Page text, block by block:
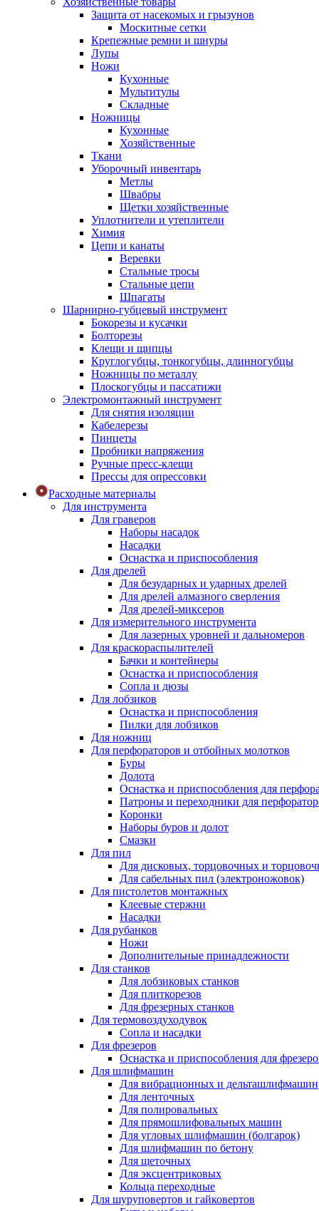
Защита от насекомых и грызунов
Москитные сетки
Крепежные ремни и шнуры
Лупы
Ножи
Кухонные
Мультитулы
Складные
Ножницы
Кухонные
Хозяйственные
Ткани
Уборочный инвентарь
Метлы
Швабры
Щетки хозяйственные
Уплотнители и утеплители
Химия
Цепи и канаты
Веревки
Стальные тросы
Стальные цепи
Шпагаты
Шарнирно-губцевый инструмент
Бокорезы и кусачки
Болторезы
Клещи и щипцы
Круглогубцы, тонкогубцы, длинногубцы
Ножницы по металлу
Плоскогубцы и пассатижи
Электромонтажный инструмент
Для снятия изоляции
Кабелерезы
Пинцеты
Пробники напряжения
Ручные пресс-клещи
Прессы для опрессовки
Расходные материалы
Для инструмента
Для граверов
Наборы насадок
Насадки
Оснастка и приспособления
Для дрелей
Для безударных и ударных дрелей
Для дрелей алмазного сверления
Для дрелей-миксеров
Для измерительного инструмента
Для лазерных уровней и дальномеров
Для краскораспылителей
Бачки и контейнеры
Оснастка и приспособления
Сопла и дюзы
Для лобзиков
Оснастка и приспособления
Пилки для лобзиков
Для ножниц
Для перфораторов и отбойных молотков
Буры
Долота
Оснастка и приспособления для
Патроны и переходники для
Коронки
Наборы буров и долот
Смазки
Для пил
Для дисковых, торцовочных и
Для сабельных пил (электроножовок)
Для пистолетов монтажных
Клеевые стержни
Насадки
Для рубанков
Ножи
Дополнительные принадлежности
Для станков
Для лобзиковых станков
Для плиткорезов
Для фрезерных станков
Для термовоздуходувок
Сопла и насадки
Для фрезеров
Оснастка и приспособления для
Для шлифмашин
Для вибрационных и дельташлифмашин
Для ленточных
Для полировальных
Для прямошлифовальных машин
Для угловых шлифмашин (болгарок)
Для шлифмашин по бетону
Для щеточных
Для эксцентриковых
Кольца переходные
Для шуруповертов и гайковертов